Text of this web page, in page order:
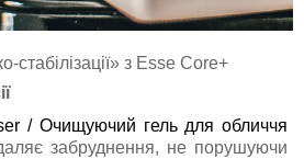
стабілізації» з Esse Core+
/ Очищуючий гель для обличчя
забруднення, не порушуючи